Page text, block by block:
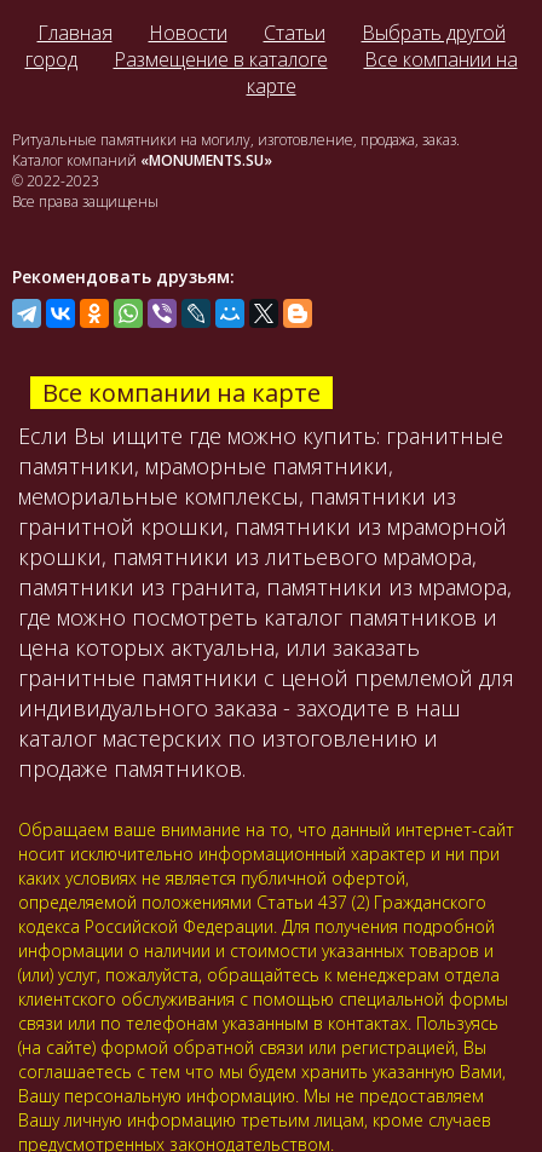
Главная Новости Статьи
Выбрать другой
город
Размещение в каталоге
Все компании на
карте
Ритуальные памятники на могилу, изготовление, продажа, заказ.
Каталог компаний «MONUMENTS.SU»
© 2022-2023
Все права защищены
Рекомендовать друзьям:
Все компании на карте
Если Вы ищите где можно купить: гранитные
памятники, мраморные памятники,
мемориальные комплексы, памятники из
гранитной крошки, памятники из мраморной
крошки, памятники из литьевого мрамора,
памятники из гранита, памятники из мрамора,
где можно посмотреть каталог памятников и
цена которых актуальна, или заказать
гранитные памятники с ценой премлемой для
индивидуального заказа - заходите в наш
каталог мастерских по изтоговлению и
продаже памятников.
Обращаем ваше внимание на то, что данный интернет-сайт
носит исключительно информационный характер и ни при
каких условиях не является публичной офертой,
определяемой положениями Статьи 437 (2) Гражданского
кодекса Российской Федерации. Для получения подробной
информации о наличии и стоимости указанных товаров и
(или) услуг, пожалуйста, обращайтесь к менеджерам отдела
клиентского обслуживания с помощью специальной формы
связи или по телефонам указанным в контактах. Пользуясь
(на сайте) формой обратной связи или регистрацией, Вы
соглашаетесь с тем что мы будем хранить указанную Вами,
Вашу персональную информацию. Мы не предоставляем
Вашу личную информацию третьим лицам, кроме случаев
предусмотренных законодательством.